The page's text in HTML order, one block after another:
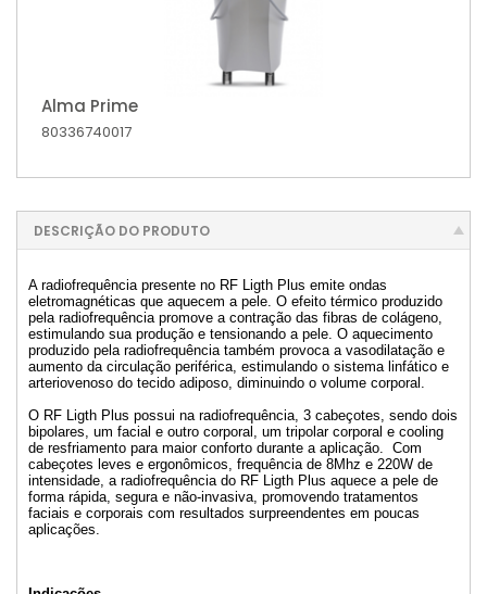
Alma Prime
80336740017
DESCRIÇÃO DO PRODUTO
A radiofrequência presente no RF Ligth Plus emite ondas
eletromagnéticas que aquecem a pele. O efeito térmico produzido
pela radiofrequência promove a contração das fibras de colágeno,
estimulando sua produção e tensionando a pele. O aquecimento
produzido pela radiofrequência também provoca a vasodilatação e
aumento da circulação periférica, estimulando o sistema linfático e
arteriovenoso do tecido adiposo, diminuindo o volume corporal.
O RF Ligth Plus possui na radiofrequência, 3 cabeçotes, sendo dois
bipolares, um facial e outro corporal, um tripolar corporal e cooling
de resfriamento para maior conforto durante a aplicação. Com
cabeçotes leves e ergonômicos, frequência de 8Mhz e 220W de
intensidade, a radiofrequência do RF Ligth Plus aquece a pele de
forma rápida, segura e não-invasiva, promovendo tratamentos
faciais e corporais com resultados surpreendentes em poucas
aplicações.